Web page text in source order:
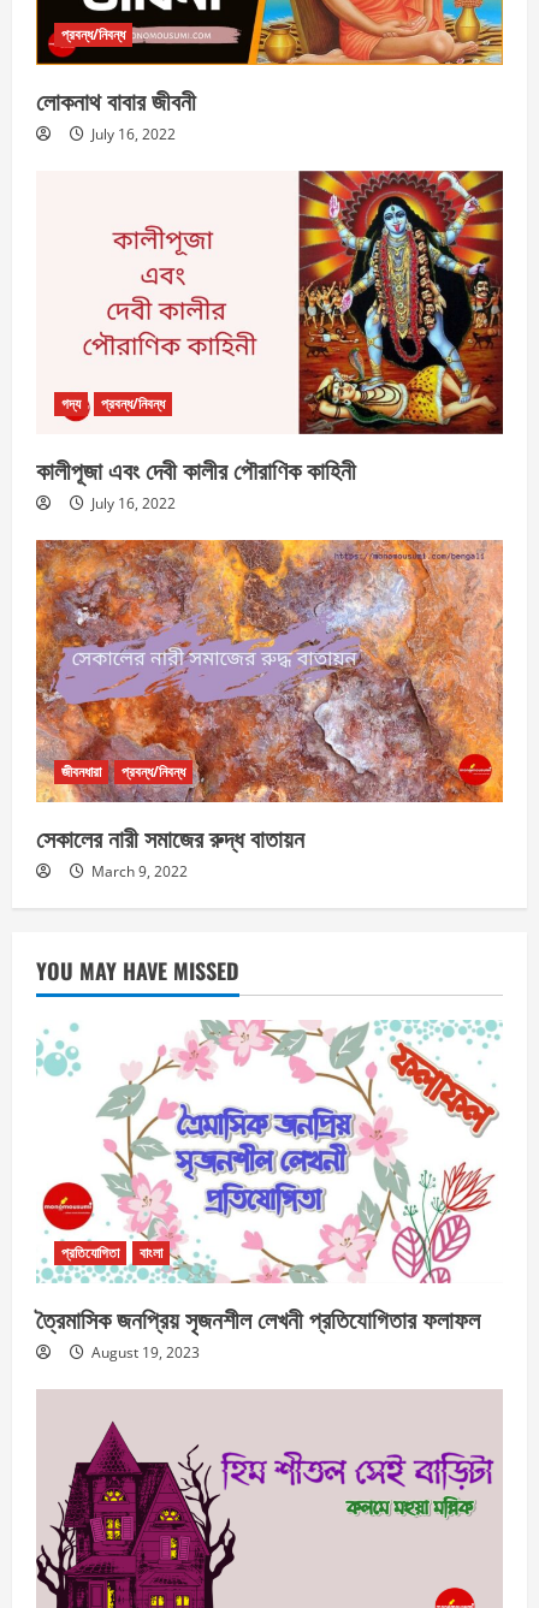
প্রবন্ধ/নিবন্ধ
লোকনাথ বাবার জীবনী
July 16, 2022
গদ্য প্রবন্ধ/নিবন্ধ
কালীপূজা এবং দেবী কালীর পৌরাণিক কাহিনী
July 16, 2022
জীবনধারা প্রবন্ধ/নিবন্ধ
সেকালের নারী সমাজের রুদ্ধ বাতায়ন
March 9, 2022
YOU MAY HAVE MISSED
প্রতিযোগিতা বাংলা
ত্রৈমাসিক জনপ্রিয় সৃজনশীল লেখনী প্রতিযোগিতার ফলাফল
August 19, 2023